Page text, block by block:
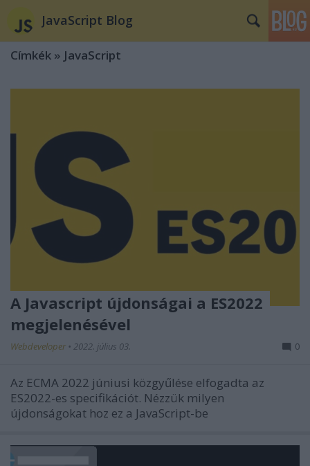
JavaScript Blog
Címkék » JavaScript
A Javascript újdonságai a ES2022
megjelenésével
Webdeveloper • 2022. július 03. 0
Az ECMA 2022 júniusi közgyűlése elfogadta az
ES2022-es specifikációt. Nézzük milyen
újdonságokat hoz ez a JavaScript-be